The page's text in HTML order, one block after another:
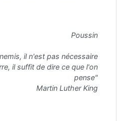
Poussin
il n'est pas nécessaire
il suffit de dire ce que l'on
pense"
Martin Luther King